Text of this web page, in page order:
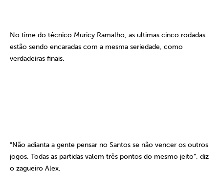
No time do técnico Muricy Ramalho, as ultimas cinco rodadas
estão sendo encaradas com a mesma seriedade, como
verdadeiras finais.
“Não adianta a gente pensar no Santos se não vencer os outros
jogos. Todas as partidas valem três pontos do mesmo jeito”, diz
o zagueiro Alex.